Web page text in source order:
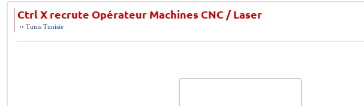
Ctrl X recrute Opérateur Machines CNC / Laser
›› Tunis Tunisie